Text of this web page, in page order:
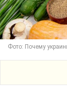
Фото: Почему